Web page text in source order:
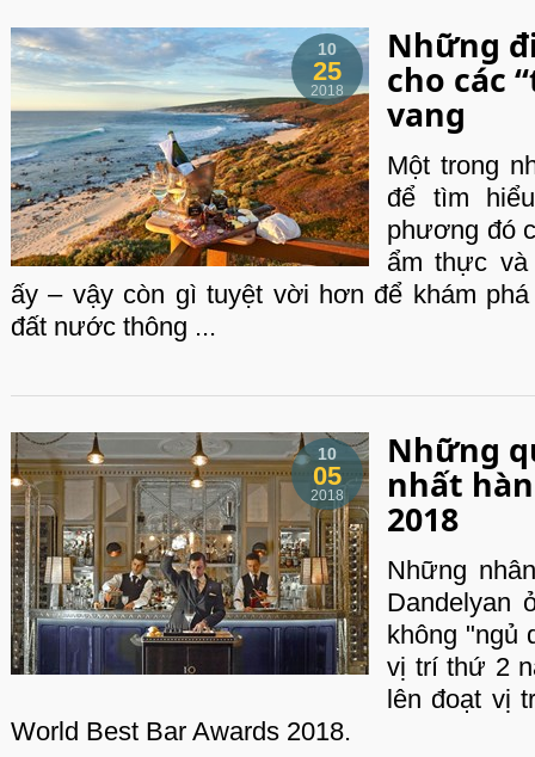
10
25
2018
Những
cho các
vang
Một trong
để tìm
phương đó
ẩm thực
ấy – vậy còn gì tuyệt vời hơn để khám
đất nước thông ...
10
05
2018
Những
nhất
2018
Những
Dandelyan
không "ngủ
vị trí thứ 2
lên đoạt vị
World Best Bar Awards 2018.